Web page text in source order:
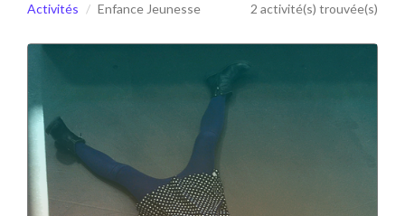
Activités Enfance Jeunesse 2 activité(s) trouvée(s)